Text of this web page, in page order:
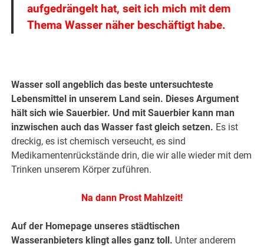
aufgedrängelt hat, seit ich mich mit dem
Thema Wasser näher beschäftigt habe.
Wasser soll angeblich das beste untersuchteste
Lebensmittel in unserem Land sein. Dieses Argument
hält sich wie Sauerbier. Und mit Sauerbier kann man
inzwischen auch das Wasser fast gleich setzen. Es ist
dreckig, es ist chemisch verseucht, es sind
Medikamentenrückstände drin, die wir alle wieder mit dem
Trinken unserem Körper zuführen.
Na dann Prost Mahlzeit!
Auf der Homepage unseres städtischen
Wasseranbieters klingt alles ganz toll. Unter anderem